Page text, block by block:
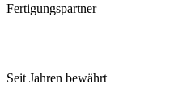
Fertigungspartner
Seit Jahren bewährt